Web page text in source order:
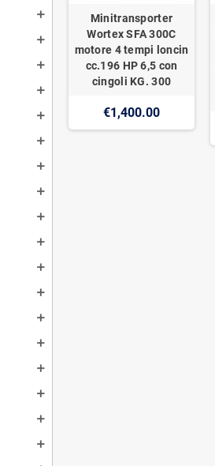
Minitransporter
Wortex SFA 300C
motore 4 tempi loncin
cc.196 HP 6,5 con
cingoli KG. 300
€1,400.00